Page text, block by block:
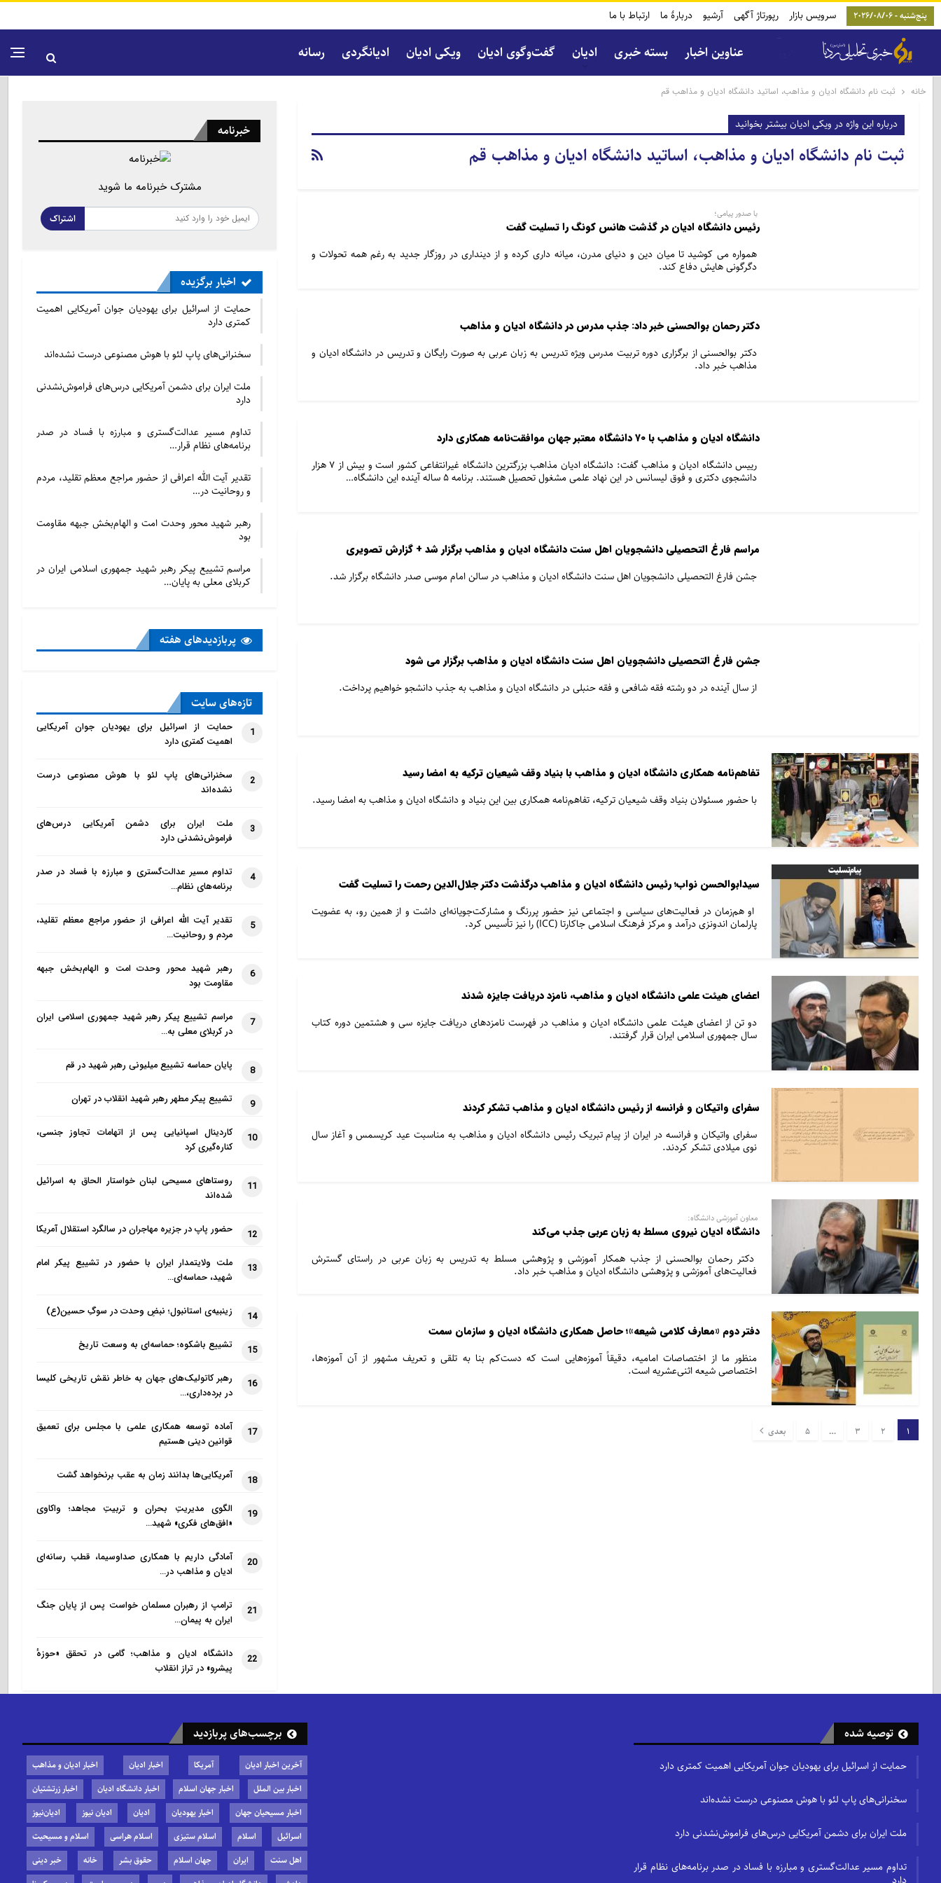
پنج‌شنبه - 2026/08/06 سرویس بازار رپورتاژ آگهی آرشیو دربارۀ ما ارتباط با ما
عناوین اخبار بسته خبری ادیان گفت‌و‌گوی ادیان ویکی ادیان ادیانگردی رسانه
خانه ثبت نام دانشگاه ادیان و مذاهب، اساتید دانشگاه ادیان و مذاهب قم
درباره این واژه در ویکی ادیان بیشتر بخوانید
ثبت نام دانشگاه ادیان و مذاهب، اساتید دانشگاه ادیان و مذاهب قم
با صدور پیامی؛
رئیس دانشگاه ادیان در گذشت هانس کونگ را تسلیت گفت
همواره می کوشید تا میان دین و دنیای مدرن، میانه داری کرده و از دینداری در روزگار جدید به رغم همه تحولات و
دگرگونی هایش دفاع کند.
دکتر رحمان بوالحسنی خبر داد: جذب مدرس در دانشگاه ادیان و مذاهب
دکتر بوالحسنی از برگزاری دوره تربیت مدرس ویژه تدریس به زبان عربی به صورت رایگان و تدریس در دانشگاه ادیان و
مذاهب خبر داد.
دانشگاه ادیان و مذاهب با ۷۰ دانشگاه معتبر جهان موافقت‌نامه همکاری دارد
رییس دانشگاه ادیان و مذاهب گفت: دانشگاه ادیان مذاهب بزرگترین دانشگاه غیرانتفاعی کشور است و بیش از ۷ هزار
دانشجوی دکتری و فوق لیسانس در این نهاد علمی مشغول تحصیل هستند. برنامه ۵ ساله آینده این دانشگاه…
مراسم فارغ التحصیلی دانشجویان اهل سنت دانشگاه ادیان و مذاهب برگزار شد + گزارش تصویری
جشن فارغ التحصیلی دانشجویان اهل سنت دانشگاه ادیان و مذاهب در سالن امام موسی صدر دانشگاه برگزار شد.
جشن فارغ التحصیلی دانشجویان اهل سنت دانشگاه ادیان و مذاهب برگزار می شود
از سال آینده در دو رشته فقه شافعی و فقه حنبلی در دانشگاه ادیان و مذاهب به جذب دانشجو خواهیم پرداخت.
تفاهم‌نامه همکاری دانشگاه ادیان و مذاهب با بنیاد وقف شیعیان ترکیه به امضا رسید
با حضور مسئولان بنیاد وقف شیعیان ترکیه، تفاهم‌نامه همکاری بین این بنیاد و دانشگاه ادیان و مذاهب به امضا رسید.
سیدابوالحسن نواب؛ رئیس دانشگاه ادیان و مذاهب درگذشت دکتر جلال‌الدین رحمت را تسلیت گفت
او هم‌زمان در فعالیت‌های سیاسی و اجتماعی نیز حضور پررنگ و مشارکت‌جویانه‌ای داشت و از همین رو، به عضویت
پارلمان اندونزی درآمد و مرکز فرهنگ اسلامی جاکارتا (ICC) را نیز تأسيس کرد.
اعضای هیئت علمی دانشگاه ادیان و مذاهب، نامزد دریافت جایزه شدند
دو تن از اعضای هیئت علمی دانشگاه ادیان و مذاهب در فهرست نامزدهای دریافت جایزه سی و هشتمین دوره کتاب
سال جمهوری اسلامی ایران قرار گرفتند.
سفرای واتیکان و فرانسه از رئیس دانشگاه ادیان و مذاهب تشکر کردند
سفرای واتیکان و فرانسه در ایران از پیام تبریک رئیس دانشگاه ادیان و مذاهب به مناسبت عید کریسمس و آغاز سال
نوی میلادی تشکر کردند.
معاون آموزشی دانشگاه:
دانشگاه ادیان نیروی مسلط به زبان عربی جذب می‌کند
دکتر رحمان بوالحسنی از جذب همکار آموزشی و پژوهشی مسلط به تدریس به زبان عربی در راستای گسترش
فعالیت‌های آموزشی و پژوهشی دانشگاه ادیان و مذاهب خبر داد.
دفتر دوم «معارف کلامی شیعه»؛ حاصل همکاری دانشگاه ادیان و سازمان سمت
منظور ما از اختصاصات امامیه، دقیقاً آموزه‌هایی است که دست‌کم بنا به تلقی و تعریف مشهور از آن آموزه‌ها،
اختصاصی شیعه اثنی‌عشریه است.
1
2
3
…
5 بعدی
خبرنامه
مشترک خبرنامه ما شوید
اشتراک
اخبار برگزیده
حمایت از اسرائیل برای یهودیان جوان آمریکایی اهمیت
کمتری دارد
سخنرانی‌های پاپ لئو با هوش مصنوعی درست نشده‌اند
ملت ایران برای دشمن آمریکایی درس‌های فراموش‌نشدنی
دارد
تداوم مسیر عدالت‌گستری و مبارزه با فساد در صدر
برنامه‌های نظام قرار…
تقدیر آیت الله اعرافی از حضور مراجع معظم تقلید، مردم
و روحانیت در…
رهبر شهید محور وحدت امت و الهام‌بخش جبهه مقاومت
بود
مراسم تشییع پیکر رهبر شهید جمهوری اسلامی ایران در
کربلای معلی به پایان…
پربازدید‌های هفته
تازه‌‌های سایت
1
حمایت از اسرائیل برای یهودیان جوان آمریکایی
اهمیت کمتری دارد
2
سخنرانی‌های پاپ لئو با هوش مصنوعی درست
نشده‌اند
3
ملت ایران برای دشمن آمریکایی درس‌های
فراموش‌نشدنی دارد
4
تداوم مسیر عدالت‌گستری و مبارزه با فساد در صدر
برنامه‌های نظام…
5
تقدیر آیت الله اعرافی از حضور مراجع معظم تقلید،
مردم و روحانیت…
6
رهبر شهید محور وحدت امت و الهام‌بخش جبهه
مقاومت بود
7
مراسم تشییع پیکر رهبر شهید جمهوری اسلامی ایران
در کربلای معلی به…
8 پایان حماسه تشییع میلیونی رهبر شهید در قم
9 تشییع پیکر مطهر رهبر شهید انقلاب در تهران
10
کاردینال اسپانیایی پس از اتهامات تجاوز جنسی،
کناره‌گیری کرد
11
روستاهای مسیحی لبنان خواستار الحاق به اسرائیل
شده‌اند
12 حضور پاپ در جزیره مهاجران در سالگرد استقلال آمریکا
13
ملت ولایتمدار ایران با حضور در تشییع پیکر امام
شهید، حماسه‌ای…
14 زینبیه‌ی استانبول؛ نبضِ وحدت در سوگِ حسین(ع)
15 تشییع باشکوه؛ حماسه‌ای به وسعت تاریخ
16
رهبر کاتولیک‌های جهان به خاطر نقش تاریخی کلیسا
در برده‌داری،…
17
آماده توسعه همکاری علمی با مجلس برای تعمیق
قوانین دینی هستیم
18 آمریکایی‌ها بدانند زمان به عقب برنخواهد گشت
19
الگوی مدیریتِ بحران و تربیتِ مجاهد؛ واکاوی
«افق‌های فکری» شهید…
20
آمادگی داریم با همکاری صداوسیما، قطب رسانه‌ای
ادیان و مذاهب در…
21
ترامپ از رهبران مسلمان خواست پس از پایان جنگ
ایران به پیمان…
22
دانشگاه ادیان و مذاهب؛ گامی در تحقق «حوزهٔ
پیشرو» در تراز انقلاب
توصیه شده
حمایت از اسرائیل برای یهودیان جوان آمریکایی اهمیت کمتری دارد
سخنرانی‌های پاپ لئو با هوش مصنوعی درست نشده‌اند
ملت ایران برای دشمن آمریکایی درس‌های فراموش‌نشدنی دارد
تداوم مسیر عدالت‌گستری و مبارزه با فساد در صدر برنامه‌های نظام قرار
برچسب‌های پربازدید
آخرین اخبار ادیان آمریکا اخبار ادیان
اخبار ادیان و مذاهب
اخبار بین الملل
اخبار جهان اسلام اخبار دانشگاه ادیان
اخبار زرتشتیان
اخبار مسیحیان جهان
اخبار یهودیان ادیان ادیان نیوز
ادیان‌نیوز
اسرائیل
اسلام اسلام ستیزی اسلام هراسی
اسلام و مسیحیت
اهل سنت
ایران جهان اسلام حقوق بشر خانه
خبر دینی